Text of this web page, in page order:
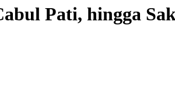
Pati, hingga